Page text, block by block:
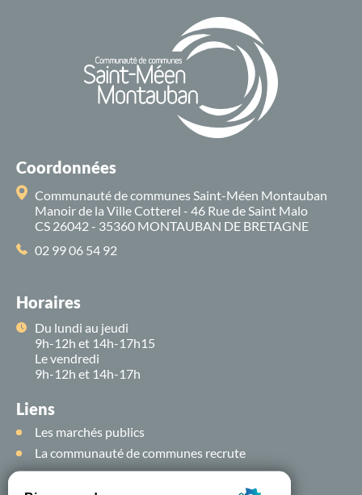
Coordonnées
Communauté de communes Saint-Méen Montauban
Manoir de la Ville Cotterel - 46 Rue de Saint Malo
CS 26042 - 35360 MONTAUBAN DE BRETAGNE
02 99 06 54 92
Horaires
Du lundi au jeudi
9h-12h et 14h-17h15
Le vendredi
9h-12h et 14h-17h
Liens
Les marchés publics
La communauté de communes recrute